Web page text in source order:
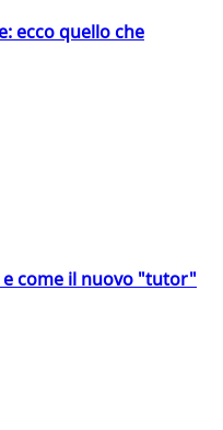
ecco quello che
e come il nuovo "tutor"